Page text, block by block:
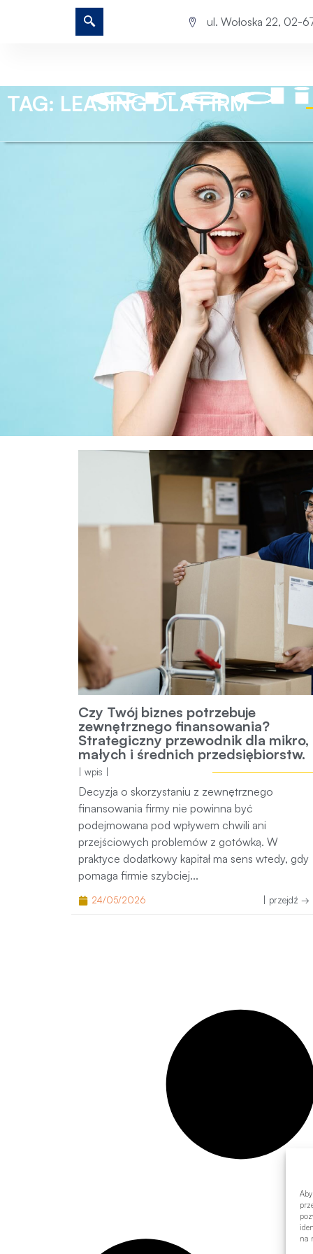
na
ul. Wołoska 22, 02-
TAG: LEASING DLA FIRM
Czy Twój biznes potrzebuje
zewnętrznego finansowania?
Strategiczny przewodnik dla mikro,
małych i średnich przedsiębiorstw.
| wpis |
Decyzja o skorzystaniu z zewnętrznego
finansowania firmy nie powinna być
podejmowana pod wpływem chwili ani
przejściowych problemów z gotówką. W
praktyce dodatkowy kapitał ma sens wtedy, gdy
pomaga firmie szybciej...
24/05/2026 | przejdź →